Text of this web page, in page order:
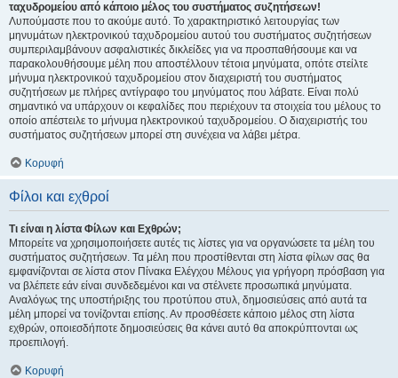
ταχυδρομείου από κάποιο μέλος του συστήματος συζητήσεων!
Λυπούμαστε που το ακούμε αυτό. Το χαρακτηριστικό λειτουργίας των
μηνυμάτων ηλεκτρονικού ταχυδρομείου αυτού του συστήματος συζητήσεων
συμπεριλαμβάνουν ασφαλιστικές δικλείδες για να προσπαθήσουμε και να
παρακολουθήσουμε μέλη που αποστέλλουν τέτοια μηνύματα, οπότε στείλτε
μήνυμα ηλεκτρονικού ταχυδρομείου στον διαχειριστή του συστήματος
συζητήσεων με πλήρες αντίγραφο του μηνύματος που λάβατε. Είναι πολύ
σημαντικό να υπάρχουν οι κεφαλίδες που περιέχουν τα στοιχεία του μέλους το
οποίο απέστειλε το μήνυμα ηλεκτρονικού ταχυδρομείου. Ο διαχειριστής του
συστήματος συζητήσεων μπορεί στη συνέχεια να λάβει μέτρα.
Κορυφή
Φίλοι και εχθροί
Τι είναι η λίστα Φίλων και Εχθρών;
Μπορείτε να χρησιμοποιήσετε αυτές τις λίστες για να οργανώσετε τα μέλη του
συστήματος συζητήσεων. Τα μέλη που προστίθενται στη λίστα φίλων σας θα
εμφανίζονται σε λίστα στον Πίνακα Ελέγχου Μέλους για γρήγορη πρόσβαση για
να βλέπετε εάν είναι συνδεδεμένοι και να στέλνετε προσωπικά μηνύματα.
Αναλόγως της υποστήριξης του προτύπου στυλ, δημοσιεύσεις από αυτά τα
μέλη μπορεί να τονίζονται επίσης. Αν προσθέσετε κάποιο μέλος στη λίστα
εχθρών, οποιεσδήποτε δημοσιεύσεις θα κάνει αυτό θα αποκρύπτονται ως
προεπιλογή.
Κορυφή